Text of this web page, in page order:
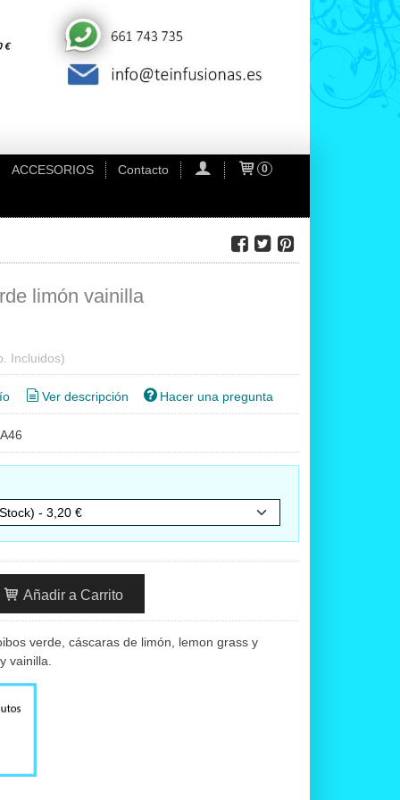
ACCESORIOS Contacto 0
limón vainilla
Incluidos)
Ver descripción Hacer una pregunta
Añadir a Carrito
verde, cáscaras de limón, lemon grass y
vainilla.